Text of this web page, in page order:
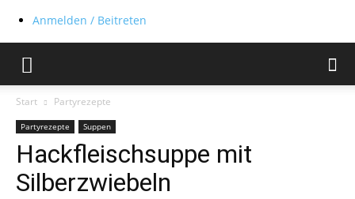
Anmelden / Beitreten
Start Partyrezepte
Partyrezepte Suppen
Hackfleischsuppe mit
Silberzwiebeln